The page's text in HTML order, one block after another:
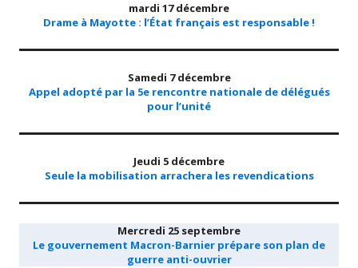
mardi 17 décembre
Drame à Mayotte : l’État français est responsable !
Samedi 7 décembre
Appel adopté par la 5e rencontre nationale de délégués
pour l’unité
Jeudi 5 décembre
Seule la mobilisation arrachera les revendications
Mercredi 25 septembre
Le gouvernement Macron-Barnier prépare son plan de
guerre anti-ouvrier